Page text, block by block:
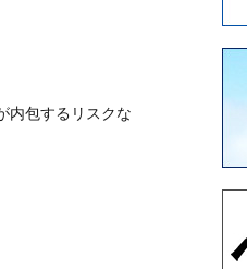
内包するリスクな